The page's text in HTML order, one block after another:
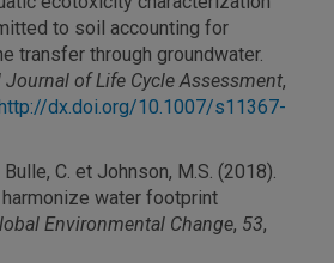
to soil accounting for
transfer through groundwater.
Journal of Life Cycle Assessment,
dx.doi.org/10.1007/s11367-
C. et Johnson, M.S. (2018).
water footprint
Environmental Change, 53,